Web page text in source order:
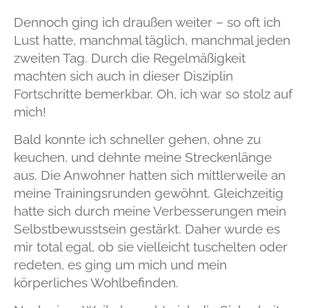
Dennoch ging ich draußen weiter – so oft ich
Lust hatte, manchmal täglich, manchmal jeden
zweiten Tag. Durch die Regelmäßigkeit
machten sich auch in dieser Disziplin
Fortschritte bemerkbar. Oh, ich war so stolz auf
mich!
Bald konnte ich schneller gehen, ohne zu
keuchen, und dehnte meine Streckenlänge
aus. Die Anwohner hatten sich mittlerweile an
meine Trainingsrunden gewöhnt. Gleichzeitig
hatte sich durch meine Verbesserungen mein
Selbstbewusstsein gestärkt. Daher wurde es
mir total egal, ob sie vielleicht tuschelten oder
redeten, es ging um mich und mein
körperliches Wohlbefinden.